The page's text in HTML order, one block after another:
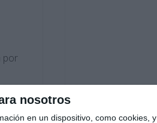
nosotros
en un dispositivo, como cookies, y
por